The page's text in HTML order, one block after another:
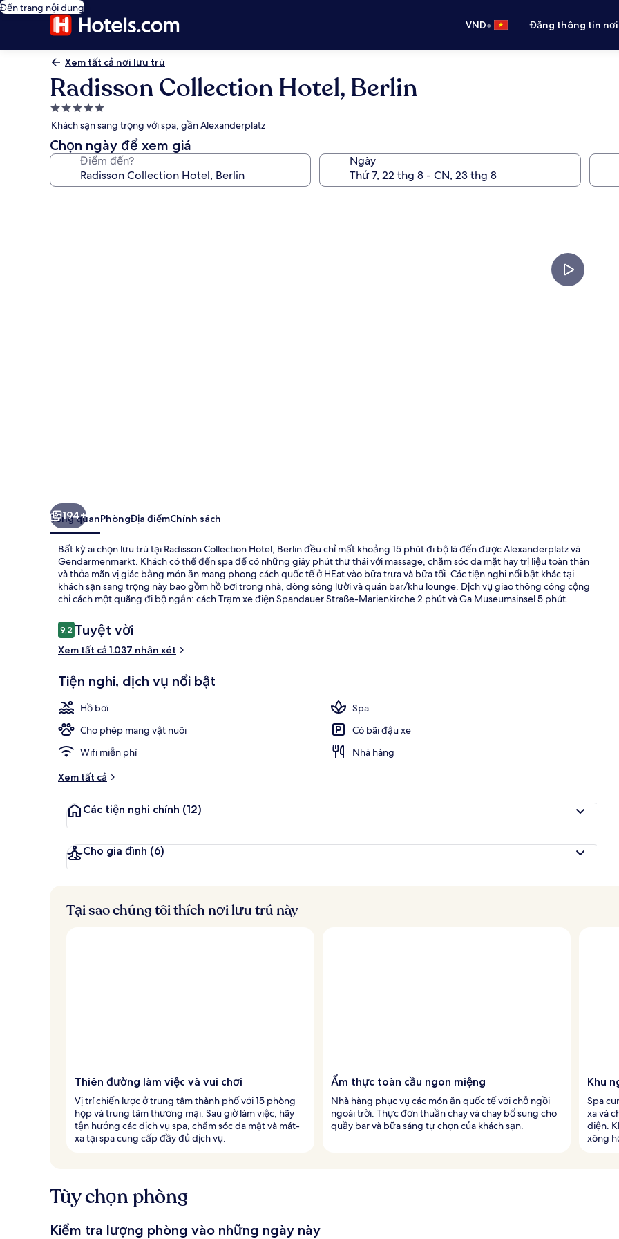
Đến trang nội dung
VND• Đăng thông tin
Xem tất cả nơi lưu trú
Radisson Collection Hotel, Berlin
Nơi
lưu
trú
5.0
Khách sạn sang trọng với spa, gần Alexanderplatz
Chọn ngày để xem giá
Điểm đến? Ngày
Bữa sáng
194+
Tổng quanPhòngĐịa điểmChính sách
Bất kỳ ai chọn lưu trú tại Radisson Collection Hotel, Berlin đều chỉ mất khoảng 15 phút đi bộ là đến được Alexanderplatz và
Gendarmenmarkt. Khách có thể đến spa để có những giây phút thư thái với massage, chăm sóc da mặt hay trị liệu toàn thân
và thỏa mãn vị giác bằng món ăn mang phong cách quốc tế ở HEat vào bữa trưa và bữa tối. Các tiện nghi nổi bật khác tại
khách sạn sang trọng này bao gồm hồ bơi trong nhà, dòng sông lười và quán bar/khu lounge. Dịch vụ giao thông công cộng
chỉ cách một quãng đi bộ ngắn: cách Trạm xe điện Spandauer Straße-Marienkirche 2 phút và Ga Museumsinsel 5 phút.
Nhận
xét
9,29,2 trên 10,
Tuyệt vời
Xem tất cả 1.037 nhận xét
Tiện nghi, dịch vụ nổi bật
Hồ bơi
Spa
Cho phép mang vật nuôi
Có bãi đậu xe
Wifi miễn phí
Nhà hàng
Xem tất cả
Các tiện nghi chính (12)
Cho gia đình (6)
Tại sao chúng tôi thích nơi lưu trú này
Thiên đường làm việc và vui chơi
Vị trí chiến lược ở trung tâm thành phố với 15 phòng
họp và trung tâm thương mại. Sau giờ làm việc, hãy
tận hưởng các dịch vụ spa, chăm sóc da mặt và mát-
xa tại spa cung cấp đầy đủ dịch vụ.
Ẩm thực toàn cầu ngon miệng
Nhà hàng phục vụ các món ăn quốc tế với chỗ ngồi
ngoài trời. Thực đơn thuần chay và chay bổ sung cho
quầy bar và bữa sáng tự chọn của khách sạn.
Khu
Spa
xa và
diện.
xông
Tùy chọn phòng
Kiểm tra lượng phòng vào những ngày này